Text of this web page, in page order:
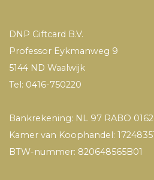
DNP Giftcard B.V.
Professor Eykmanweg 9
5144 ND Waalwijk
Tel: 0416-750220
Bankrekening: NL 97 RABO
Kamer van Koophandel:
BTW-nummer: 820648565B01